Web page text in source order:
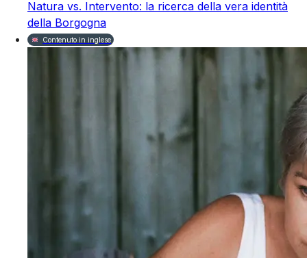
Natura vs. Intervento: la ricerca della vera identità
della Borgogna
Contenuto in inglese